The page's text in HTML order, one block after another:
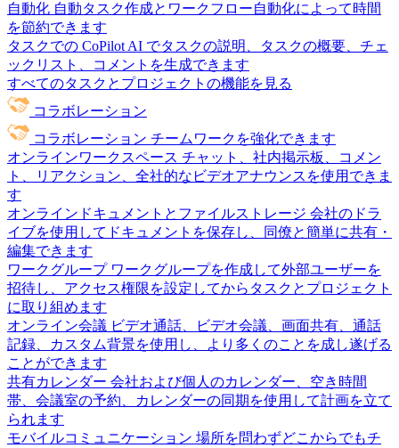
自動化 自動タスク作成とワークフロー自動化によって時間
を節約できます
タスクでの CoPilot AI でタスクの説明、タスクの概要、チェ
ックリスト、コメントを生成できます
すべてのタスクとプロジェクトの機能を見る
コラボレーション
コラボレーション チームワークを強化できます
オンラインワークスペース チャット、社内掲示板、コメン
ト、リアクション、全社的なビデオアナウンスを使用できま
す
オンラインドキュメントとファイルストレージ 会社のドラ
イブを使用してドキュメントを保存し、同僚と簡単に共有・
編集できます
ワークグループ ワークグループを作成して外部ユーザーを
招待し、アクセス権限を設定してからタスクとプロジェクト
に取り組めます
オンライン会議 ビデオ通話、ビデオ会議、画面共有、通話
記録、カスタム背景を使用し、より多くのことを成し遂げる
ことができます
共有カレンダー 会社および個人のカレンダー、空き時間
帯、会議室の予約、カレンダーの同期を使用して計画を立て
られます
モバイルコミュニケーション 場所を問わずどこからでもチ